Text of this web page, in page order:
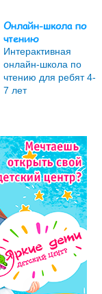
Онлайн-школа по
чтению
Интерактивная
онлайн-школа по
чтению для ребят 4-
7 лет